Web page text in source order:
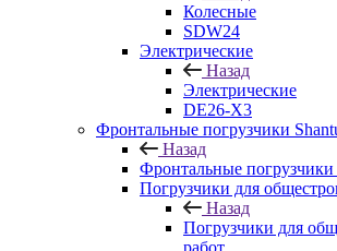
Колесные
SDW24
Электрические
Назад
Электрические
DE26-X3
Фронтальные погрузчики
Назад
Фронтальные погрузчики
Погрузчики для
Назад
Погрузчики для
работ